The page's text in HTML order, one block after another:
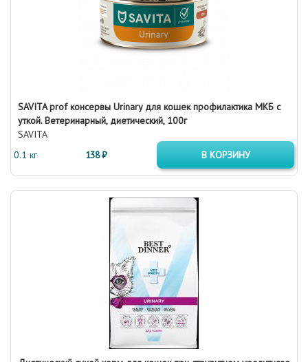
SAVITA prof консервы Urinary для кошек профилактика МКБ с
уткой. Ветеринарный, диетический, 100г
SAVITA
0.1 кг
138 ₽ В КОРЗИНУ